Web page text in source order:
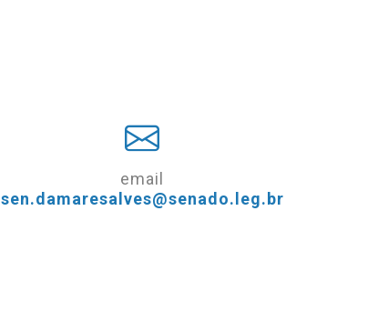
email
sen.damaresalves@senado.leg.br